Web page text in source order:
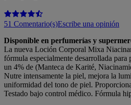
51 Comentario(s)Escribe una opinión
Disponible en perfumerías y
La nueva Loción Corporal Mixa
fórmula especialmente desarrollada para
un 4% de (Manteca de Karité,
Nutre intensamente la piel, mejora la
uniformidad del tono de piel.
Testado bajo control médico. Fórmula